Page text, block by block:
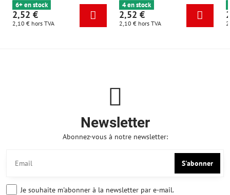
6+ en stock
2,52 €
2,10 € hors TVA
4 en stock
2,52 €
2,10 € hors TVA
Newsletter
Abonnez-vous à notre newsletter:
S'abonner
Je souhaite m'abonner à la newsletter par e-mail.